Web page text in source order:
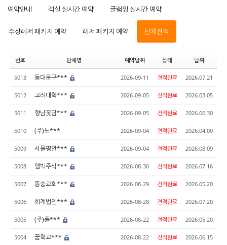
예약안내 객실 실시간 예약 글램핑 실시간 예약
수상레저 패키지 예약 레저 패키지 예약 단체견적
번호 단체명 예약날짜 상태 날짜
5013 동대문구*** 2026-09-11 견적완료 2026.07.21
5012 고려대학*** 2026-09-05 견적완료 2026.03.05
5011 향남꽃담*** 2026-09-05 견적완료 2026.06.30
5010 (주)노*** 2026-09-04 견적완료 2026.04.09
5009 서울평안*** 2026-09-04 견적완료 2026.08.09
5008 엠빅주식*** 2026-08-30 견적완료 2026.07.16
5007 동숭교회*** 2026-08-29 견적완료 2026.05.20
5006 회계법인*** 2026-08-28 견적완료 2026.07.20
5005 (주)플*** 2026-08-22 견적완료 2026.05.20
5004 꿈학교*** 2026-08-22 견적완료 2026.06.15